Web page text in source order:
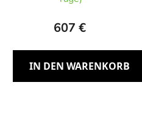
607 €
IN DEN WARENKORB